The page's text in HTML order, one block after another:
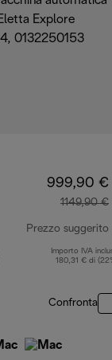
999,90 €
1149,90 €
Prezzo suggerito
Importo IVA
180,31 € di
Confronta